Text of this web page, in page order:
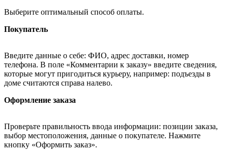
Выберите оптимальный способ оплаты.
Покупатель
Введите данные о себе: ФИО, адрес доставки, номер
телефона. В поле «Комментарии к заказу» введите сведения,
которые могут пригодиться курьеру, например: подъезды в
доме считаются справа налево.
Оформление заказа
Проверьте правильность ввода информации: позиции заказа,
выбор местоположения, данные о покупателе. Нажмите
кнопку «Оформить заказ».